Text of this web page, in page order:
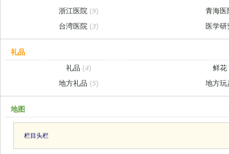
浙江医院 (9)
青海
台湾医院 (3) 医学
礼品
礼品 (4)
鲜花
地方礼品 (5) 地方
地图
栏目头栏